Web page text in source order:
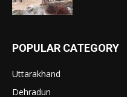
POPULAR CATEGORY
Uttarakhand
Dehradun